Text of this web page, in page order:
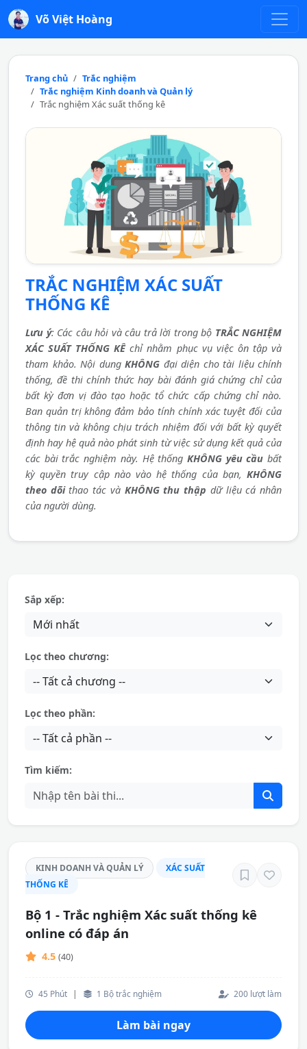
Võ Việt Hoàng
Trang chủ
Trắc nghiệm
Trắc nghiệm Kinh doanh và Quản lý
Trắc nghiệm Xác suất thống kê
TRẮC NGHIỆM XÁC SUẤT
THỐNG KÊ
Lưu ý: Các câu hỏi và câu trả lời trong bộ TRẮC NGHIỆM
XÁC SUẤT THỐNG KÊchỉ nhằm phục vụ việc ôn tập và
tham khảo. Nội dung KHÔNG đại diện cho tài liệu chính
thống, đề thi chính thức hay bài đánh giá chứng chỉ của
bất kỳ đơn vị đào tạo hoặc tổ chức cấp chứng chỉ nào.
Ban quản trị không đảm bảo tính chính xác tuyệt đối của
thông tin và không chịu trách nhiệm đối với bất kỳ quyết
định hay hệ quả nào phát sinh từ việc sử dụng kết quả của
các bài trắc nghiệm này. Hệ thống KHÔNG yêu cầu bất
kỳ quyền truy cập nào vào hệ thống của bạn, KHÔNG
theo dõithao tác và KHÔNG thu thập dữ liệu cá nhân
của người dùng.
Sắp xếp:
Lọc theo chương:
Lọc theo phần:
Tìm kiếm:
KINH DOANH VÀ QUẢN LÝ
XÁC SUẤT
THỐNG KÊ
Bộ 1 - Trắc nghiệm Xác suất thống kê
online có đáp án
4.5 (40)
45 Phút | 1 Bộ trắc nghiệm 200 lượt làm
Làm bài ngay